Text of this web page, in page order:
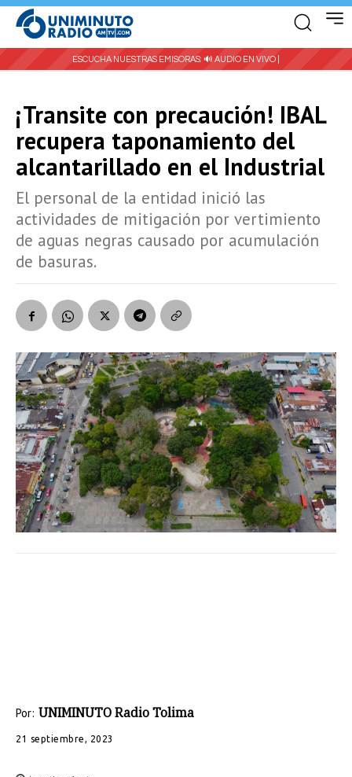
ESCUCHA NUESTRAS EMISORAS: 🔊 AUDIO EN VIVO |
¡Transite con precaución! IBAL
recupera taponamiento del
alcantarillado en el Industrial
El personal de la entidad inició las
actividades de mitigación por vertimiento
de aguas negras causado por acumulación
de basuras.
Por: UNIMINUTO Radio Tolima
21 septiembre, 2023